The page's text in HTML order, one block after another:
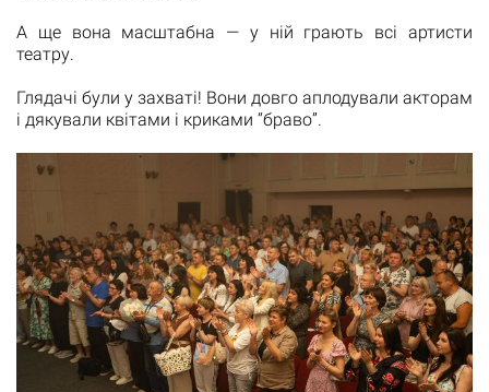
А ще вона масштабна — у ній грають всі артисти
театру.
Глядачі були у захваті! Вони довго аплодували акторам
і дякували квітами і криками “браво”.